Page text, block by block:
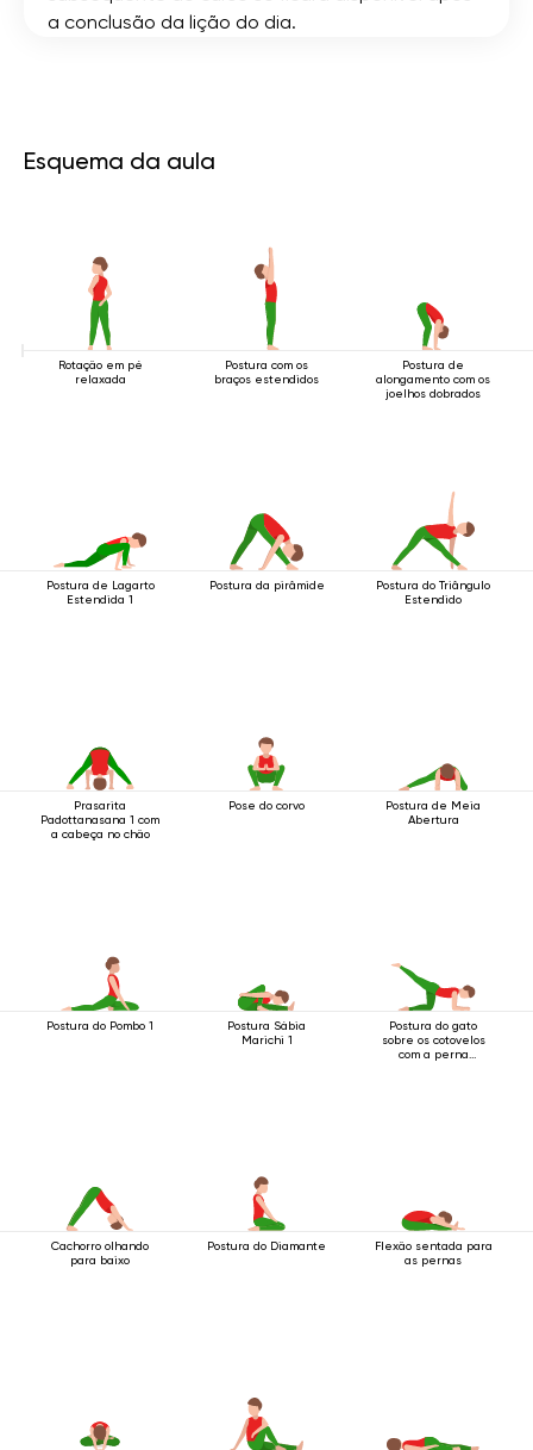
a conclusão da lição do dia.
Esquema da aula
Rotação em pé
relaxada
Postura com os
braços estendidos
Postura de
alongamento com os
joelhos dobrados
Postura de Lagarto
Estendida 1
Postura da pirâmide
Postura do Triângulo
Estendido
Prasarita
Padottanasana 1 com
a cabeça no chão
Pose do corvo
Postura de Meia
Abertura
Postura do Pombo 1
Postura Sábia
Marichi 1
Postura do gato
sobre os cotovelos
com a perna
Cachorro olhando
para baixo
Postura do Diamante
Flexão sentada para
as pernas